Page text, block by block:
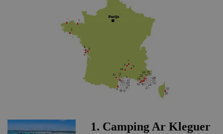
1. Camping Ar Kleguer